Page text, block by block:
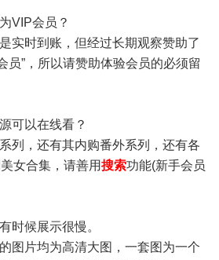
VIP会员？
实时到账，但经过长期观察赞助了
员”，所以请赞助体验会员的必须留
可以在线看？
列，还有其内购番外系列，还有各
女合集，请善用搜索功能(新手会员
时候展示很慢。
图片均为高清大图，一套图为一个